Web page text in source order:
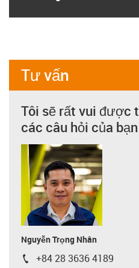
Tư vấn
Tôi sẽ rất vui
các câu hỏi của bạn
Nguyễn Trọng Nhân
igus-icon-phone
+84 28 3636 4189